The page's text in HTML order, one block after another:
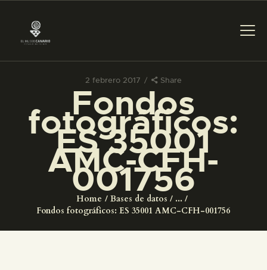
2 febrero 2017 Share
Fondos
fotográficos:
ES 35001
AMC-CFH-
001756
Home Bases de datos
...
Fondos fotográficos: ES 35001 AMC-CFH-001756
PREPARAR LA VISITA
ACTIVIDADES
█
EL MUSEO